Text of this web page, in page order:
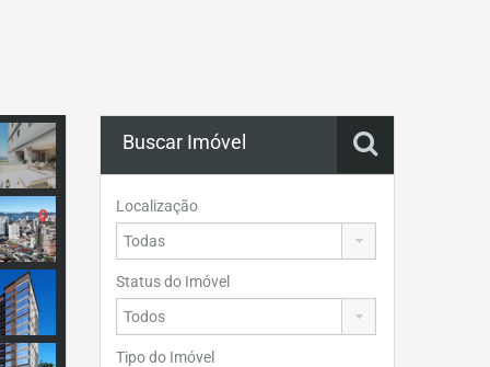
Buscar Imóvel
Localização
Status do Imóvel
Tipo do Imóvel